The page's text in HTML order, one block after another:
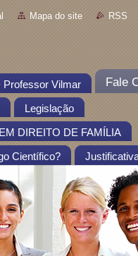
Mapa do site RSS
Professor Vilmar Fale
Legislação
DIREITO DE FAMÍLIA
Científico?